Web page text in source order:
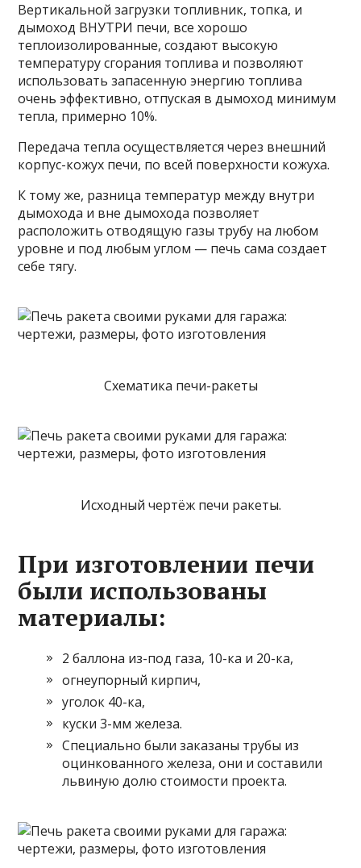
Вертикальной загрузки топливник, топка, и
дымоход ВНУТРИ печи, все хорошо
теплоизолированные, создают высокую
температуру сгорания топлива и позволяют
использовать запасенную энергию топлива
очень эффективно, отпуская в дымоход минимум
тепла, примерно 10%.
Передача тепла осуществляется через внешний
корпус-кожух печи, по всей поверхности кожуха.
К тому же, разница температур между внутри
дымохода и вне дымохода позволяет
расположить отводящую газы трубу на любом
уровне и под любым углом — печь сама создает
себе тягу.
Схематика печи-ракеты
Исходный чертёж печи ракеты.
При изготовлении печи
были использованы
материалы:
2 баллона из-под газа, 10-ка и 20-ка,
огнеупорный кирпич,
уголок 40-ка,
куски 3-мм железа.
Специально были заказаны трубы из
оцинкованного железа, они и составили
львиную долю стоимости проекта.